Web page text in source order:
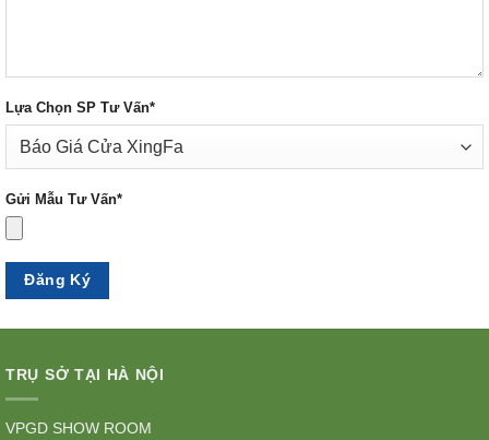
Lựa Chọn SP Tư Vấn*
Gửi Mẫu Tư Vấn*
TRỤ SỞ TẠI HÀ NỘI
VPGD SHOW ROOM